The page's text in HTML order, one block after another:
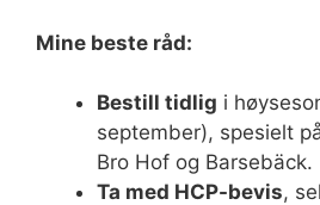
Mine beste råd:
Bestill tidlig i
september), spesielt
Bro Hof og Barsebäck.
Ta med HCP-bevis,